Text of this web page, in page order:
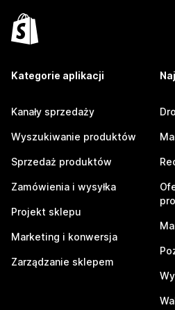
Kategorie aplikacji
Kanały sprzedaży
Wyszukiwanie produktów
Sprzedaż produktów
Zamówienia i wysyłka
Projekt sklepu
Marketing i konwersja
Zarządzanie sklepem